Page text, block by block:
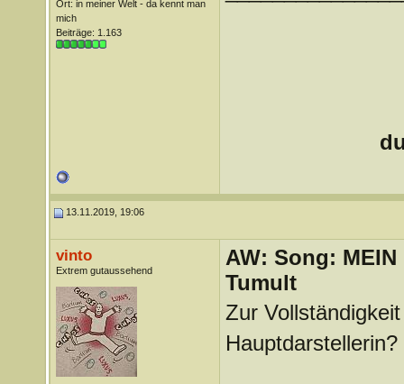
Ort: in meiner Welt - da kennt man
mich
Beiträge: 1.163
13.11.2019, 19:06
vinto
Extrem gutaussehend
AW: Song:
Tumult
Zur
Hauptdarstellerin?